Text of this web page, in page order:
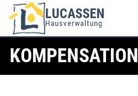
LUCASSEN
Hausverwaltung
KOMPENSATION